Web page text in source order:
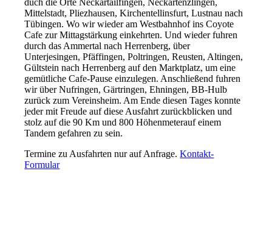
Mittelstadt, Pliezhausen, Kirchentellinsfurt, Lustnau nach
Tübingen. Wo wir wieder am Westbahnhof ins Coyote
Cafe zur Mittagstärkung einkehrten. Und wieder fuhren
durch das Ammertal nach Herrenberg, über
Unterjesingen, Pfäffingen, Poltringen, Reusten, Altingen,
Gültstein nach Herrenberg auf den Marktplatz, um eine
gemütliche Cafe-Pause einzulegen. Anschließend fuhren
wir über Nufringen, Gärtringen, Ehningen, BB-Hulb
zurück zum Vereinsheim. Am Ende diesen Tages konnte
jeder mit Freude auf diese Ausfahrt zurückblicken und
stolz auf die 90 Km und 800 Höhenmeterauf einem
Tandem gefahren zu sein.
Termine zu Ausfahrten nur auf Anfrage.Kontakt-
Formular